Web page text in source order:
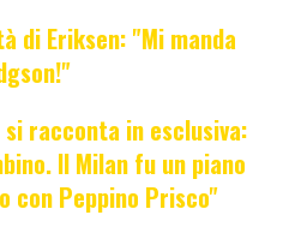
di Eriksen: "Mi manda
racconta in esclusiva:
Il Milan fu un piano
con Peppino Prisco"